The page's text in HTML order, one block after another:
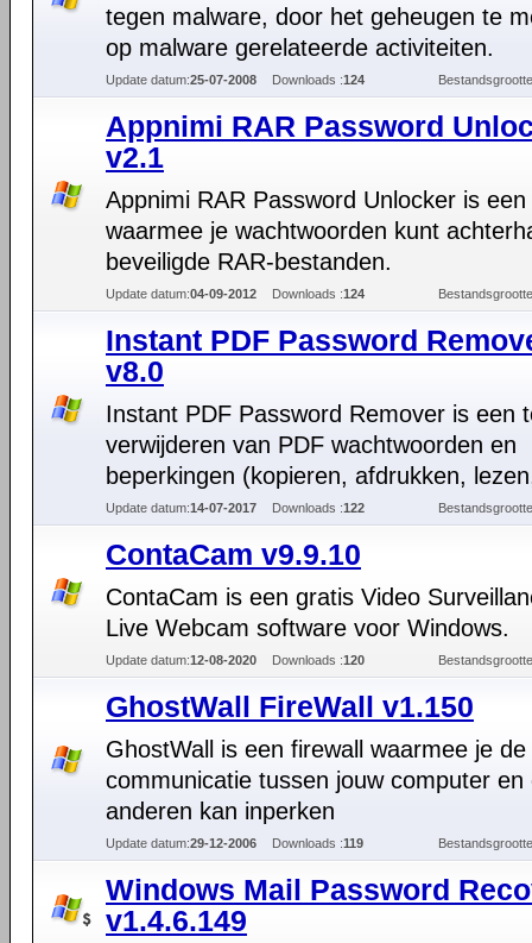
tegen malware, door het geheugen te
op malware gerelateerde activiteiten.
Update datum:25-07-2008 Downloads :124
Appnimi RAR Password
v2.1
Appnimi RAR Password Unlocker is een
waarmee je wachtwoorden kunt
beveiligde RAR-bestanden.
Update datum:04-09-2012 Downloads :124
Instant PDF Password
v8.0
Instant PDF Password Remover is een
verwijderen van PDF wachtwoorden en
beperkingen (kopieren, afdrukken,
Update datum:14-07-2017 Downloads :122
ContaCam v9.9.10
ContaCam is een gratis Video
Live Webcam software voor Windows.
Update datum:12-08-2020 Downloads :120
GhostWall FireWall v1.150
GhostWall is een firewall waarmee je de
communicatie tussen jouw computer en
anderen kan inperken
Update datum:29-12-2006 Downloads :119
Windows Mail Password
v1.4.6.149